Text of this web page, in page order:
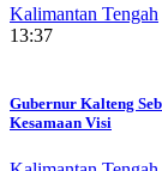
Kalimantan Tengah
13:37
Gubernur Kalteng
Kesamaan Visi